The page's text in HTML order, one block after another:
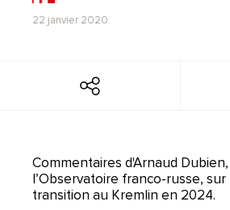
22 janvier 2020
Commentaires d'Arnaud
l’Observatoire franco-russe,
transition au Kremlin en 2024.